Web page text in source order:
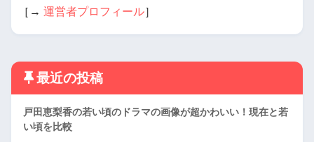
［→ 運営者プロフィール］
最近の投稿
戸田恵梨香の若い頃のドラマの画像が超かわいい！現在と若
い頃を比較